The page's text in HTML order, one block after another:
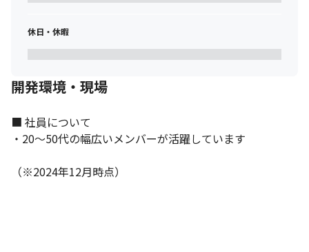
■概要
大手電機メーカーが独自開発しようとしている、サイト運営時に
ユーザー行動等を分析し、
ムの開発
TS、JS、Python、HTML5／CSS、Angular、AWS各種サービ
ス、メモリDB（特殊なメモリデータベース）
■身につくスキル
・プロジェクトマネジメントスキル
休日・休暇
開発環境・現場
■ 社員について
・20～50代の幅広いメンバーが活躍しています
（※2024年12月時点）